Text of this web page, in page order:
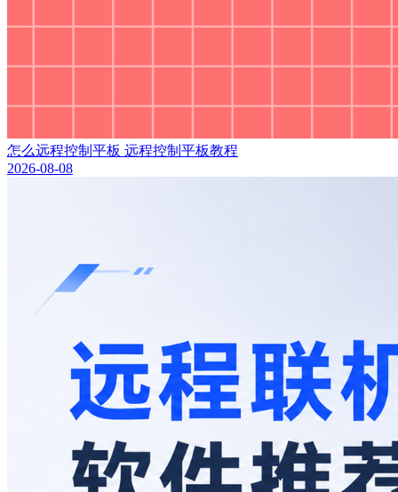
怎么远程控制平板 远程控制平板教程
2026-08-08